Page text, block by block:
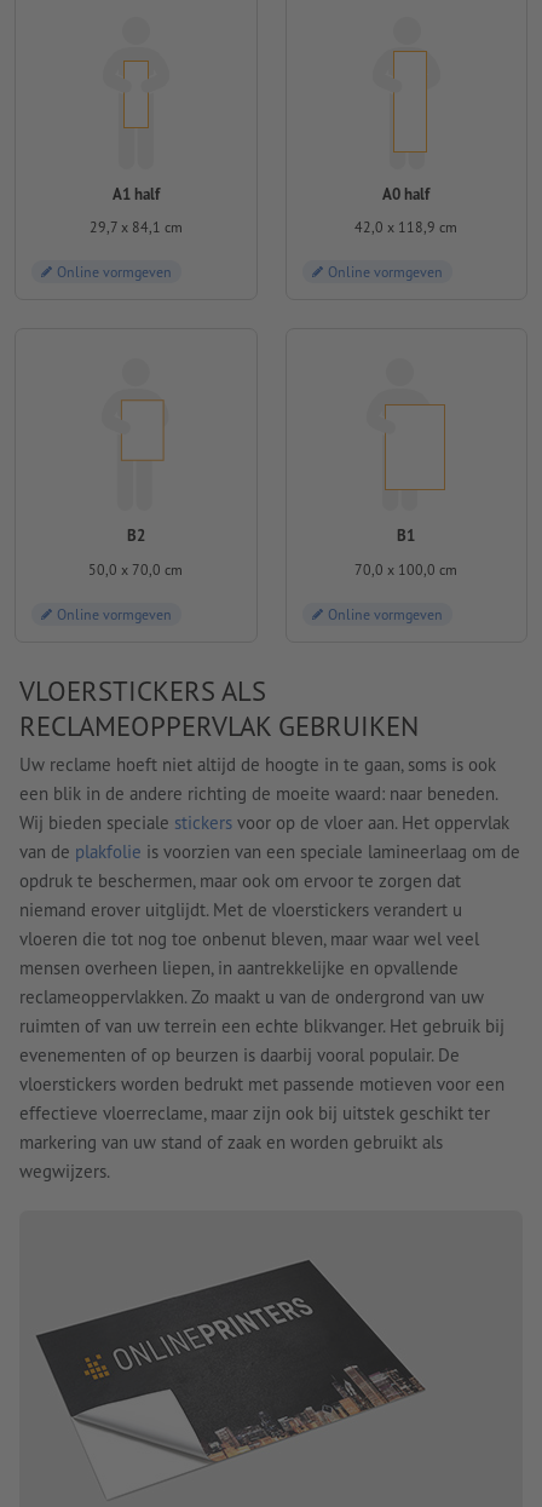
A1 half
29,7 x 84,1 cm
Online vormgeven
A0 half
42,0 x 118,9 cm
Online vormgeven
B2
50,0 x 70,0 cm
Online vormgeven
B1
70,0 x 100,0 cm
Online vormgeven
VLOERSTICKERS ALS
RECLAMEOPPERVLAK GEBRUIKEN
Uw reclame hoeft niet altijd de hoogte in te gaan, soms is ook
een blik in de andere richting de moeite waard: naar beneden.
Wij bieden speciale stickers voor op de vloer aan. Het oppervlak
van de plakfolie is voorzien van een speciale lamineerlaag om de
opdruk te beschermen, maar ook om ervoor te zorgen dat
niemand erover uitglijdt. Met de vloerstickers verandert u
vloeren die tot nog toe onbenut bleven, maar waar wel veel
mensen overheen liepen, in aantrekkelijke en opvallende
reclameoppervlakken. Zo maakt u van de ondergrond van uw
ruimten of van uw terrein een echte blikvanger. Het gebruik bij
evenementen of op beurzen is daarbij vooral populair. De
vloerstickers worden bedrukt met passende motieven voor een
effectieve vloerreclame, maar zijn ook bij uitstek geschikt ter
markering van uw stand of zaak en worden gebruikt als
wegwijzers.